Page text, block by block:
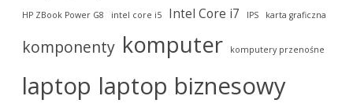
HP ZBook Power G8 intel core i5 Intel Core i7 IPS karta graficzna
komponenty komputer komputery przenośne
laptop laptop biznesowy